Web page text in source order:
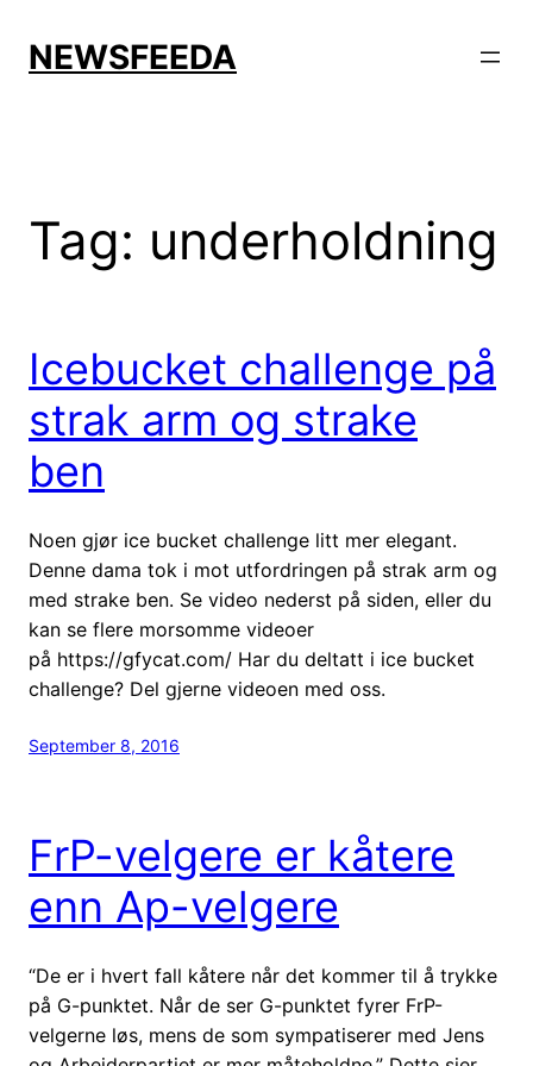
content
NEWSFEEDA
Tag: underholdning
Icebucket challenge på
strak arm og strake
ben
Noen gjør ice bucket challenge litt mer elegant.
Denne dama tok i mot utfordringen på strak arm og
med strake ben. Se video nederst på siden, eller du
kan se flere morsomme videoer
på https://gfycat.com/ Har du deltatt i ice bucket
challenge? Del gjerne videoen med oss.
September 8, 2016
FrP-velgere er kåtere
enn Ap-velgere
“De er i hvert fall kåtere når det kommer til å trykke
på G-punktet. Når de ser G-punktet fyrer FrP-
velgerne løs, mens de som sympatiserer med Jens